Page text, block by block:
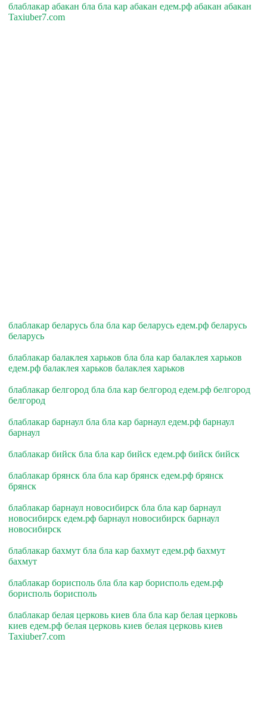
блаблакар абакан бла бла кар абакан едем.рф абакан абакан
Taxiuber7.com
блаблакар беларусь бла бла кар беларусь едем.рф беларусь
беларусь
блаблакар балаклея харьков бла бла кар балаклея харьков
едем.рф балаклея харьков балаклея харьков
блаблакар белгород бла бла кар белгород едем.рф белгород
белгород
блаблакар барнаул бла бла кар барнаул едем.рф барнаул
барнаул
блаблакар бийск бла бла кар бийск едем.рф бийск бийск
блаблакар брянск бла бла кар брянск едем.рф брянск
брянск
блаблакар барнаул новосибирск бла бла кар барнаул
новосибирск едем.рф барнаул новосибирск барнаул
новосибирск
блаблакар бахмут бла бла кар бахмут едем.рф бахмут
бахмут
блаблакар борисполь бла бла кар борисполь едем.рф
борисполь борисполь
блаблакар белая церковь киев бла бла кар белая церковь
киев едем.рф белая церковь киев белая церковь киев
Taxiuber7.com